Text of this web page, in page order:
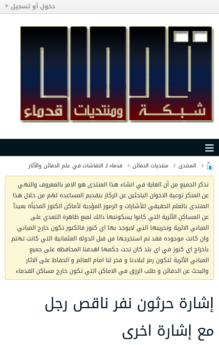
دخول أو تسجيل
المنتدى منتديات الدفائن قدماء لـ النقاشات في علم الدفائن والآثار
نذكر الجميع من أن الغاية في انشاء هذا المنتدى هو الامر بالمعروف والنهي
عن المنكر توعية الاخوان الباحثين عن الركاز بتقديم المساعده لهم من خلال هذا
المنتدى بالعلم الحقيقي للأشارات و الرموز المؤدية لأماكن الكنوز المخبأة بعيدآ
عن المساكن الأثرية التي كانوا يسكوننها ذالك لمنع ظاهرة التعدي على
المباني الاثرية وتخريبها التي لايوجد بها اي كنوز فالكنوز تكون خارج المباني
وان كانت موجوده فقد تم استخرجها من قبل الدوله العثمانية التي كانت تهتم
باخراج اي كنوز في اي بلد كان تحت حكمها اهدفنا المحافظه على جميع
المباني الأثرية لتكون رمز لبلادنا و فخر لنا امام العالم و الحفاظ على الاثار
والبحث عن الدفائن و طلب الرزق في الاماكن التي تكون خارج مساكن القدماء
إشارة حرثون نفر ناقص رجل
مع إشارة اخرى